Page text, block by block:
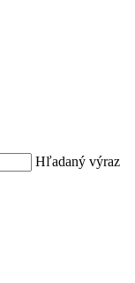
Hľadaný výraz